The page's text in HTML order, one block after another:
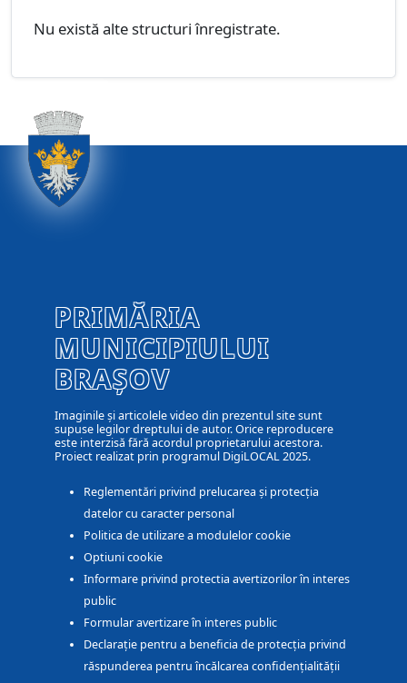
Nu există alte structuri înregistrate.
PRIMĂRIA
MUNICIPIULUI
BRAȘOV
Imaginile și articolele video din prezentul site sunt
supuse legilor dreptului de autor. Orice reproducere
este interzisă fără acordul proprietarului acestora.
Proiect realizat prin programul DigiLOCAL 2025.
Reglementări privind prelucarea și protecția
datelor cu caracter personal
Politica de utilizare a modulelor cookie
Optiuni cookie
Informare privind protectia avertizorilor în interes
public
Formular avertizare în interes public
Declarație pentru a beneficia de protecția privind
răspunderea pentru încălcarea confidențialității